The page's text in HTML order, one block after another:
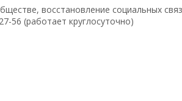
восстановление социальных
56 (работает круглосуточно)